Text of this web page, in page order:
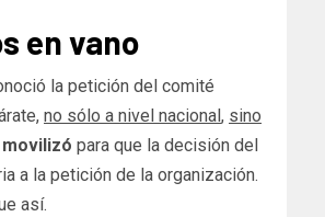
en vano
la petición del comité
no sólo a nivel nacional, sino
para que la decisión del
a la petición de la organización.
así.